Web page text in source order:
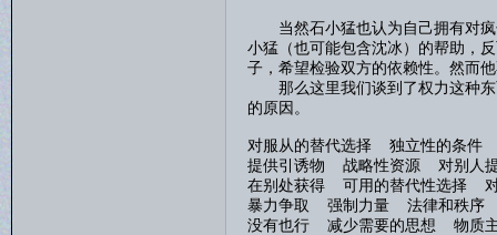
当然石小猛也认为自己拥有对疯
小猛（也可能包含沈冰）的帮助，
子，希望检验双方的依赖性。然而
那么这里我们谈到了权力这种东
的原因。
对服从的替代选择 独立性的条
提供引诱物 战略性资源 对别人
在别处获得 可用的替代性选择
暴力争取 强制力量 法律和秩序
没有也行 减少需要的思想 物质